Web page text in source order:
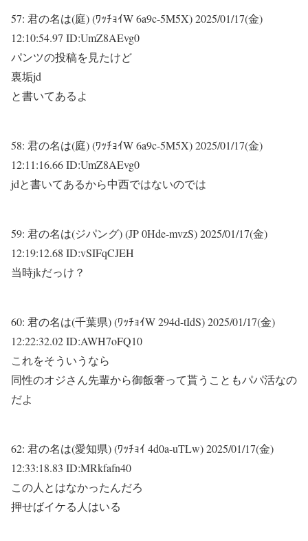
57: 君の名は(庭) (ﾜｯﾁｮｲW 6a9c-5M5X)2025/01/17(金)
12:10:54.97 ID:UmZ8AEvg0
パンツの投稿を見たけど
裏垢jd
と書いてあるよ
58: 君の名は(庭) (ﾜｯﾁｮｲW 6a9c-5M5X)2025/01/17(金)
12:11:16.66 ID:UmZ8AEvg0
jdと書いてあるから中西ではないのでは
59: 君の名は(ジパング) (JP 0Hde-mvzS)2025/01/17(金)
12:19:12.68 ID:vSIFqCJEH
当時jkだっけ？
60: 君の名は(千葉県) (ﾜｯﾁｮｲW 294d-tIdS)2025/01/17(金)
12:22:32.02 ID:AWH7oFQ10
これをそういうなら
同性のオジさん先輩から御飯奢って貰うこともパパ活なの
だよ
62: 君の名は(愛知県) (ﾜｯﾁｮｲ 4d0a-uTLw)2025/01/17(金)
12:33:18.83 ID:MRkfafn40
この人とはなかったんだろ
押せばイケる人はいる